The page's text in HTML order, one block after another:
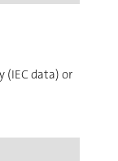
(IEC data) or